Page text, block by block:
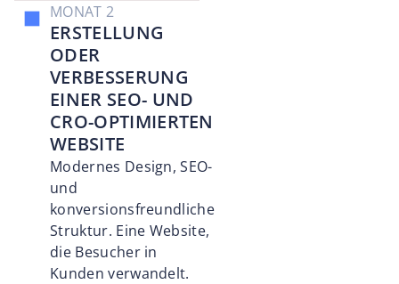
MONAT 2
ERSTELLUNG
ODER
VERBESSERUNG
EINER SEO- UND
CRO-OPTIMIERTEN
WEBSITE
Modernes Design, SEO-
und
konversionsfreundliche
Struktur. Eine Website,
die Besucher in
Kunden verwandelt.